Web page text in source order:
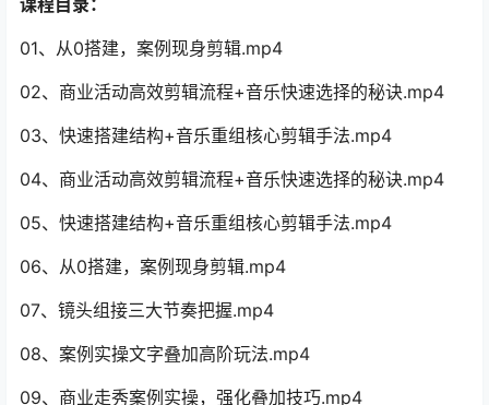
课程目录：
01、从0搭建，案例现身剪辑.mp4
02、商业活动高效剪辑流程+音乐快速选择的秘诀.mp4
03、快速搭建结构+音乐重组核心剪辑手法.mp4
04、商业活动高效剪辑流程+音乐快速选择的秘诀.mp4
05、快速搭建结构+音乐重组核心剪辑手法.mp4
06、从0搭建，案例现身剪辑.mp4
07、镜头组接三大节奏把握.mp4
08、案例实操文字叠加高阶玩法.mp4
09、商业走秀案例实操，强化叠加技巧.mp4